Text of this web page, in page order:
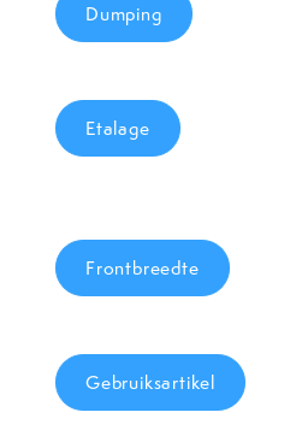
Dumping
Etalage
Frontbreedte
Gebruiksartikel